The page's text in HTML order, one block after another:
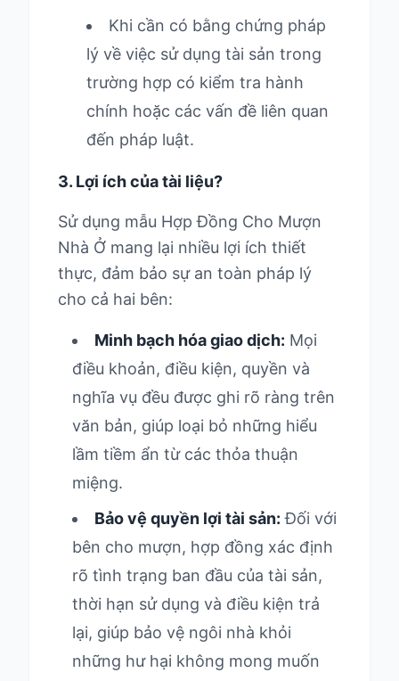
Khi cần có bằng chứng pháp
lý về việc sử dụng tài sản trong
trường hợp có kiểm tra hành
chính hoặc các vấn đề liên quan
đến pháp luật.
3. Lợi ích của tài liệu?
Sử dụng mẫu Hợp Đồng Cho Mượn
Nhà Ở mang lại nhiều lợi ích thiết
thực, đảm bảo sự an toàn pháp lý
cho cả hai bên:
Minh bạch hóa giao dịch: Mọi
điều khoản, điều kiện, quyền và
nghĩa vụ đều được ghi rõ ràng trên
văn bản, giúp loại bỏ những hiểu
lầm tiềm ẩn từ các thỏa thuận
miệng.
Bảo vệ quyền lợi tài sản: Đối với
bên cho mượn, hợp đồng xác định
rõ tình trạng ban đầu của tài sản,
thời hạn sử dụng và điều kiện trả
lại, giúp bảo vệ ngôi nhà khỏi
những hư hại không mong muốn